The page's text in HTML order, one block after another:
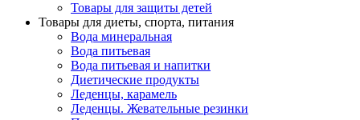
Товары для защиты детей
Товары для диеты, спорта, питания
Вода минеральная
Вода питьевая
Вода питьевая и напитки
Диетические продукты
Леденцы, карамель
Леденцы. Жевательные резинки